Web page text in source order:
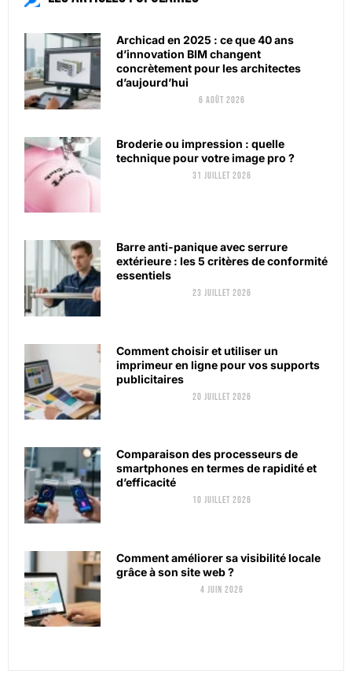
Archicad en 2025 : ce que 40 ans
d’innovation BIM changent
concrètement pour les architectes
d’aujourd’hui
6 août 2026
Broderie ou impression : quelle
technique pour votre image pro ?
31 juillet 2026
Barre anti-panique avec serrure
extérieure : les 5 critères de conformité
essentiels
23 juillet 2026
Comment choisir et utiliser un
imprimeur en ligne pour vos supports
publicitaires
20 juillet 2026
Comparaison des processeurs de
smartphones en termes de rapidité et
d’efficacité
10 juillet 2026
Comment améliorer sa visibilité locale
grâce à son site web ?
4 juin 2026